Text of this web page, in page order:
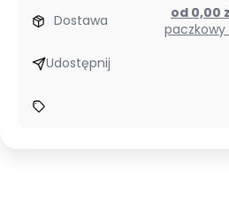
Dostawa od 0,00
Udostępnij